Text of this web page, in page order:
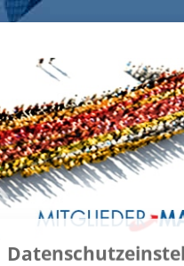
unserer Website. Einige von ihnen
Ihre Erfahrung zu verbessern.
alt sind und Ihre Zustimmung zu
um Erlaubnis
und andere Technologien auf
uns helfen, diese Website und
können verarbeitet werden (z. B.
und Inhalte oder Anzeigen- und
Verwendung Ihrer Daten finden Sie
jederzeit unterEinstellungen